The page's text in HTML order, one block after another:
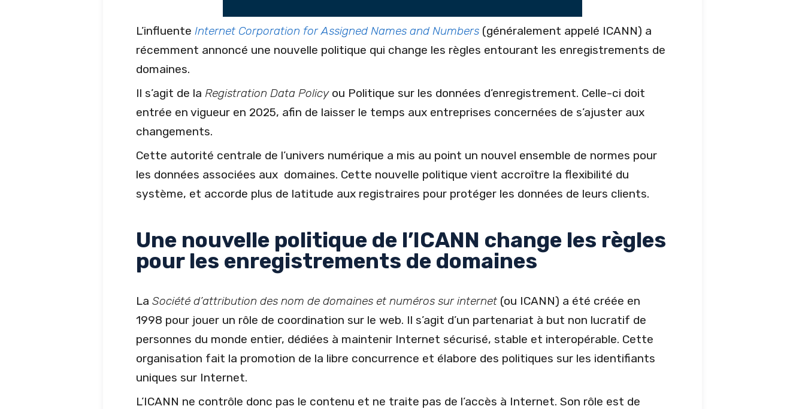
L’influente Internet Corporation for Assigned Names and Numbers (généralement appelé ICANN) a
récemment annoncé une nouvelle politique qui change les règles entourant les enregistrements de
domaines.
Il s’agit de la Registration Data Policyou Politique sur les données d’enregistrement. Celle-ci doit
entrée en vigueur en 2025, afin de laisser le temps aux entreprises concernées de s’ajuster aux
changements.
Cette autorité centrale de l’univers numérique a mis au point un nouvel ensemble de normes pour
les données associées aux domaines. Cette nouvelle politique vient accroître la flexibilité du
système, et accorde plus de latitude aux registraires pour protéger les données de leurs clients.
Une nouvelle politique de l’ICANN change les règles
pour les enregistrements de domaines
La Société d’attribution des nom de domaines et numéros sur internet (ou ICANN) a été créée en
1998 pour jouer un rôle de coordination sur le web. Il s’agit d’un partenariat à but non lucratif de
personnes du monde entier, dédiées à maintenir Internet sécurisé, stable et interopérable. Cette
organisation fait la promotion de la libre concurrence et élabore des politiques sur les identifiants
uniques sur Internet.
L’ICANN ne contrôle donc pas le contenu et ne traite pas de l’accès à Internet. Son rôle est de